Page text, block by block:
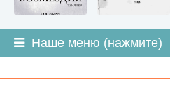
Наше меню (нажмите)